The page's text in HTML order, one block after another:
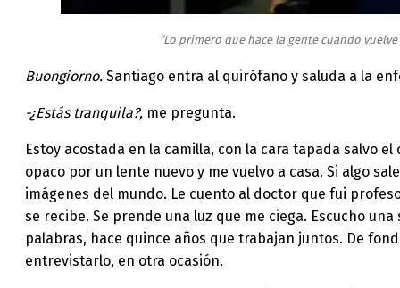
“Lo primero que hace la gente cuando vuelve
Buongiorno. Santiago entra al quirófano y saluda a la
-¿Estás tranquila?, me pregunta.
Estoy acostada en la camilla, con la cara tapada salvo
opaco por un lente nuevo y me vuelvo a casa. Si algo
imágenes del mundo. Le cuento al doctor que fui
se recibe. Se prende una luz que me ciega. Escucho
palabras, hace quince años que trabajan juntos. De
entrevistarlo, en otra ocasión.